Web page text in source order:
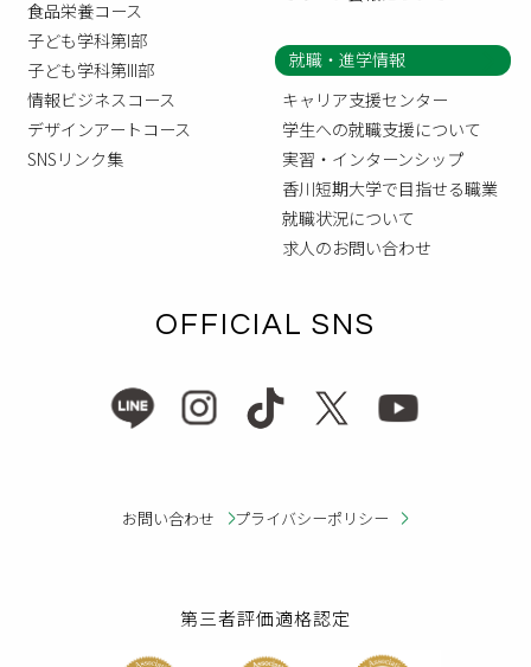
食品栄養コース
子ども学科第I部
子ども学科第III部
情報ビジネスコース
デザインアートコース
SNSリンク集
就職・進学情報
キャリア支援センター
学生への就職支援について
実習・インターンシップ
香川短期大学で目指せる職業
就職状況について
求人のお問い合わせ
OFFICIAL SNS
お問い合わせ プライバシーポリシー
第三者評価適格認定